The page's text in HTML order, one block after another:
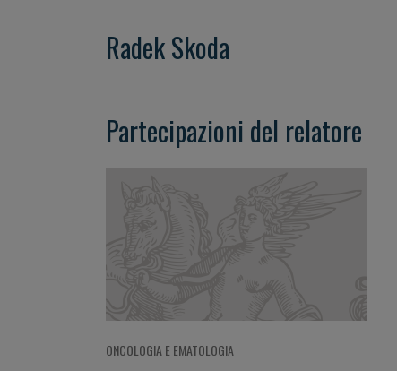
Radek Skoda
Partecipazioni del relatore
ONCOLOGIA E EMATOLOGIA